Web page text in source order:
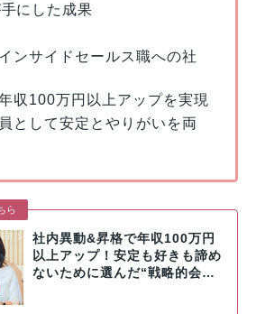
にした成果
ンサイドセールス職への社
収100万円以上アップを実現
として安定とやりがいを両
ら
社内異動&昇格で年収100万円
以上アップ！安定も好きも諦め
ないために選んだ“戦略的会…